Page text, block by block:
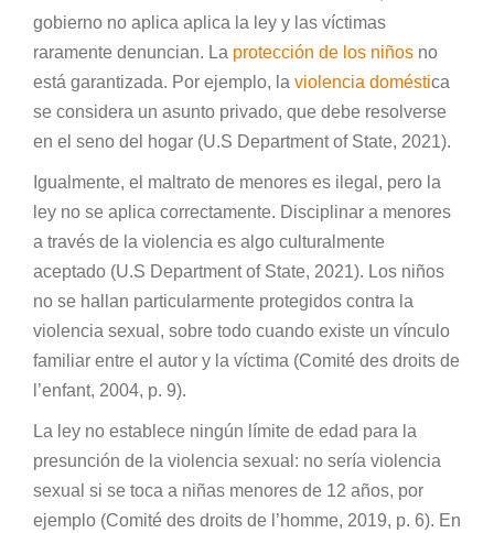
gobierno no aplica aplica la ley y las víctimas
raramente denuncian. La protección de los niños no
está garantizada. Por ejemplo, la violencia doméstica
se considera un asunto privado, que debe resolverse
en el seno del hogar (U.S Department of State, 2021).
Igualmente, el maltrato de menores es ilegal, pero la
ley no se aplica correctamente. Disciplinar a menores
a través de la violencia es algo culturalmente
aceptado (U.S Department of State, 2021). Los niños
no se hallan particularmente protegidos contra la
violencia sexual, sobre todo cuando existe un vínculo
familiar entre el autor y la víctima (Comité des droits de
l’enfant, 2004, p. 9).
La ley no establece ningún límite de edad para la
presunción de la violencia sexual: no sería violencia
sexual si se toca a niñas menores de 12 años, por
ejemplo (Comité des droits de l’homme, 2019, p. 6). En